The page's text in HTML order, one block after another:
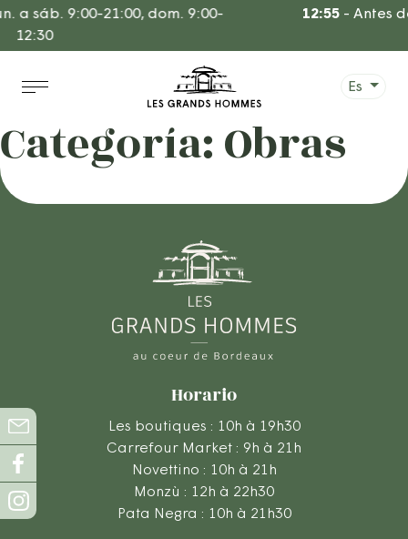
Ir
contenido
a sáb. 9:00-21:00, dom. 9:00-
12:30
12:55- Antes
Es
Categoría:Obras
Horario
Les boutiques : 10h à 19h30
Carrefour Market : 9h à 21h
Novettino : 10h à 21h
Monzù : 12h à 22h30
Pata Negra : 10h à 21h30